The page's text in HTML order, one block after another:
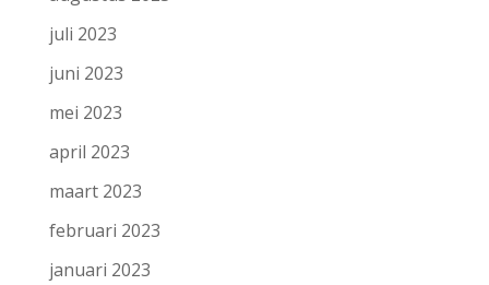
juli 2023
juni 2023
mei 2023
april 2023
maart 2023
februari 2023
januari 2023